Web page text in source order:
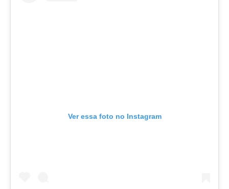
Ver essa foto no Instagram